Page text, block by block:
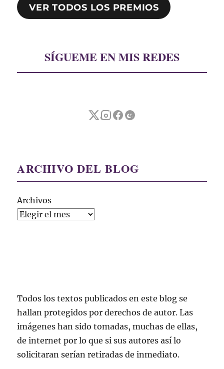
VER TODOS LOS PREMIOS
SÍGUEME EN MIS REDES
ARCHIVO DEL BLOG
Archivos
Todos los textos publicados en este blog se
hallan protegidos por derechos de autor. Las
imágenes han sido tomadas, muchas de ellas,
de internet por lo que si sus autores así lo
solicitaran serían retiradas de inmediato.